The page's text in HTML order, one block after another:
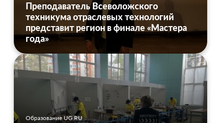
Преподаватель Всеволожского
техникума отраслевых технологий
представит регион в финале «Мастера
года»
Образование UG.RU